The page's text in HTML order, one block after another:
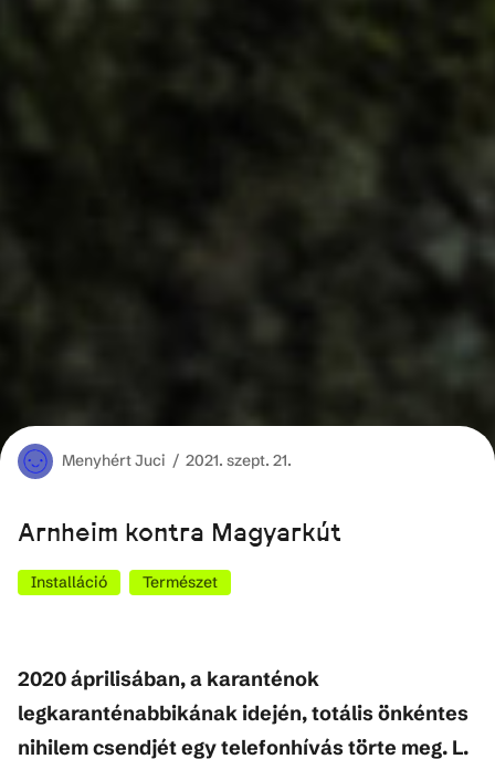
MenyhértJuci / 2021. szept. 21.
Arnheim kontra Magyarkút
Installáció Természet
2020 áprilisában, a karanténok
legkaranténabbikának idején, totális önkéntes
nihilem csendjét egy telefonhívás törte meg. L.